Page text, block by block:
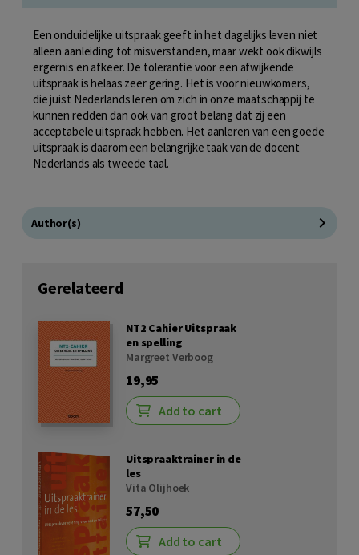
Een onduidelijke uitspraak geeft in het dagelijks leven niet
alleen aanleiding tot misverstanden, maar wekt ook dikwijls
ergernis en afkeer. De tolerantie voor een afwijkende
uitspraak is helaas zeer gering. Het is voor nieuwkomers,
die juist Nederlands leren om zich in onze maatschappij te
kunnen redden dan ook van groot belang dat zij een
acceptabele uitspraak hebben. Het aanleren van een goede
uitspraak is daarom een belangrijke taak van de docent
Nederlands als tweede taal.
Author(s)
Gerelateerd
NT2 Cahier Uitspraak
en spelling
Margreet Verboog
19,95
Add to cart
Uitspraaktrainer in de
les
Vita Olijhoek
57,50
Add to cart